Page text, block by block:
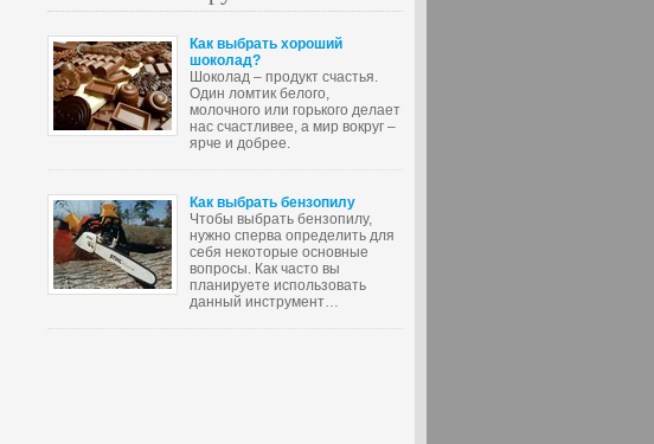
Как выбрать хороший
шоколад?
Шоколад – продукт счастья.
Один ломтик белого,
молочного или горького делает
нас счастливее, а мир вокруг –
ярче и добрее.
Как выбрать бензопилу
Чтобы выбрать бензопилу,
нужно сперва определить для
себя некоторые основные
вопросы. Как часто вы
планируете использовать
данный инструмент…